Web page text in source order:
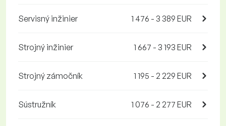
Servisný inžinier 1 476 - 3 389 EUR
Strojný inžinier 1 667 - 3 193 EUR
Strojný zámočník 1 195 - 2 229 EUR
Sústružník 1 076 - 2 277 EUR